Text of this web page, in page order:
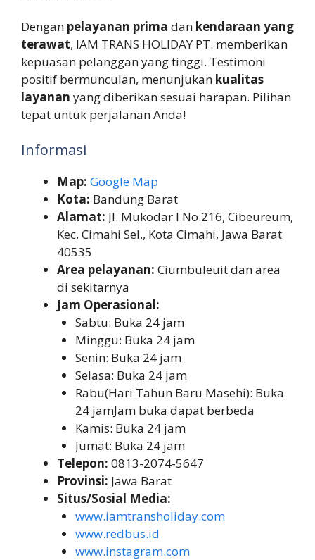
Dengan pelayanan prima dan kendaraan yang
terawat, IAM TRANS HOLIDAY PT. memberikan
kepuasan pelanggan yang tinggi. Testimoni
positif bermunculan, menunjukan kualitas
layanan yang diberikan sesuai harapan. Pilihan
tepat untuk perjalanan Anda!
Informasi
Map: Google Map
Kota: Bandung Barat
Alamat: Jl. Mukodar I No.216, Cibeureum,
Kec. Cimahi Sel., Kota Cimahi, Jawa Barat
40535
Area pelayanan: Ciumbuleuit dan area
di sekitarnya
Jam Operasional:
Sabtu: Buka 24 jam
Minggu: Buka 24 jam
Senin: Buka 24 jam
Selasa: Buka 24 jam
Rabu(Hari Tahun Baru Masehi): Buka
24 jamJam buka dapat berbeda
Kamis: Buka 24 jam
Jumat: Buka 24 jam
Telepon: 0813-2074-5647
Provinsi: Jawa Barat
Situs/Sosial Media:
www.iamtransholiday.com
www.redbus.id
www.instagram.com